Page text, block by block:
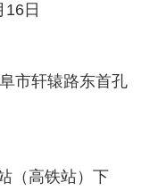
日
市轩辕路东首孔
（高铁站）下